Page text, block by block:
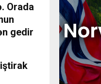
Orada
gedir